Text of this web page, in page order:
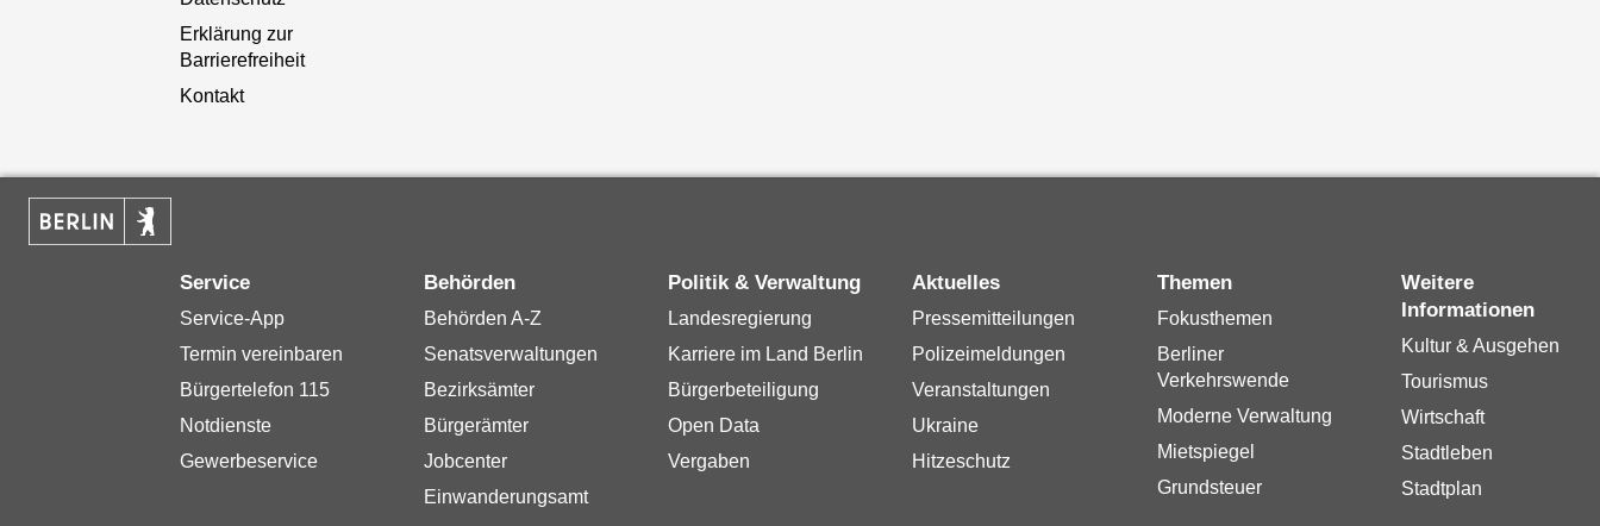
Erklärung zur
Barrierefreiheit
Kontakt
Service
Service-App
Termin vereinbaren
Bürgertelefon 115
Notdienste
Gewerbeservice
Behörden
Behörden A-Z
Senatsverwaltungen
Bezirksämter
Bürgerämter
Jobcenter
Einwanderungsamt
Politik & Verwaltung
Landesregierung
Karriere im Land Berlin
Bürgerbeteiligung
Open Data
Vergaben
Aktuelles
Pressemitteilungen
Polizeimeldungen
Veranstaltungen
Ukraine
Hitzeschutz
Themen
Fokusthemen
Berliner
Verkehrswende
Moderne Verwaltung
Mietspiegel
Grundsteuer
Weitere
Informationen
Kultur & Ausgehen
Tourismus
Wirtschaft
Stadtleben
Stadtplan